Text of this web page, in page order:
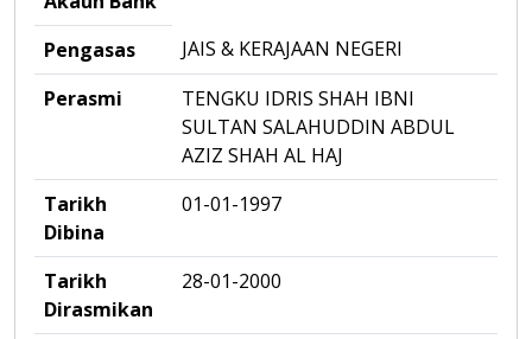
Pengasas
JAIS & KERAJAAN NEGERI
Perasmi
TENGKU IDRIS SHAH IBNI
SULTAN SALAHUDDIN ABDUL
AZIZ SHAH AL HAJ
Tarikh
Dibina
01-01-1997
Tarikh
Dirasmikan
28-01-2000